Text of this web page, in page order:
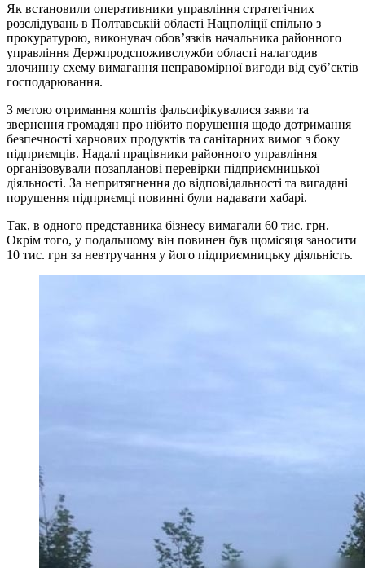
Як встановили оперативники управління стратегічних
розслідувань в Полтавській області Нацполіції спільно з
прокуратурою, виконувач обов’язків начальника районного
управління Держпродспоживслужби області налагодив
злочинну схему вимагання неправомірної вигоди від суб’єктів
господарювання.
З метою отримання коштів фальсифікувалися заяви та
звернення громадян про нібито порушення щодо дотримання
безпечності харчових продуктів та санітарних вимог з боку
підприємців. Надалі працівники районного управління
організовували позапланові перевірки підприємницької
діяльності. За непритягнення до відповідальності та вигадані
порушення підприємці повинні були надавати хабарі.
Так, в одного представника бізнесу вимагали 60 тис. грн.
Окрім того, у подальшому він повинен був щомісяця заносити
10 тис. грн за невтручання у його підприємницьку діяльність.